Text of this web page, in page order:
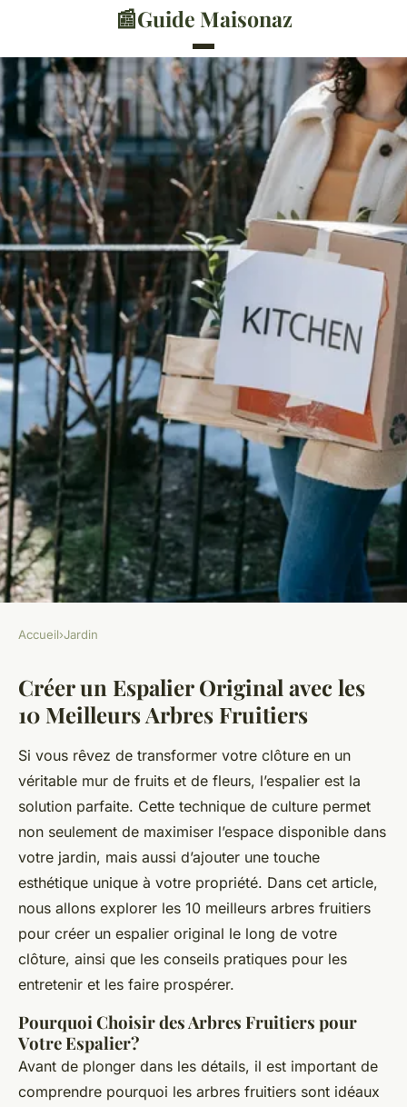
📰Guide Maisonaz
Les 10 meilleurs arbres
fruitiers parfaits pour créer un
espalier original le long de
votre clôture
1 février 2025 7 min de lecture
Accueil›Jardin
Créer un Espalier Original avec les
10 Meilleurs Arbres Fruitiers
Si vous rêvez de transformer votre clôture en un
véritable mur de fruits et de fleurs, l’espalier est la
solution parfaite. Cette technique de culture permet
non seulement de maximiser l’espace disponible dans
votre jardin, mais aussi d’ajouter une touche
esthétique unique à votre propriété. Dans cet article,
nous allons explorer les 10 meilleurs arbres fruitiers
pour créer un espalier original le long de votre
clôture, ainsi que les conseils pratiques pour les
entretenir et les faire prospérer.
Pourquoi Choisir des Arbres Fruitiers pour
Votre Espalier?
Avant de plonger dans les détails, il est important de
comprendre pourquoi les arbres fruitiers sont idéaux